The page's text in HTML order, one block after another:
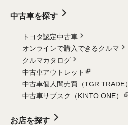
中古車を探す
トヨタ認定中古車
オンラインで購入できるクルマ
クルマカタログ
中古車アウトレット
中古車個人間売買（TGR TRADE）
中古車サブスク（KINTO ONE）
お店を探す